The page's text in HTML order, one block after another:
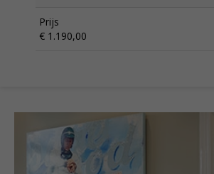
Prijs
€ 1.190,00